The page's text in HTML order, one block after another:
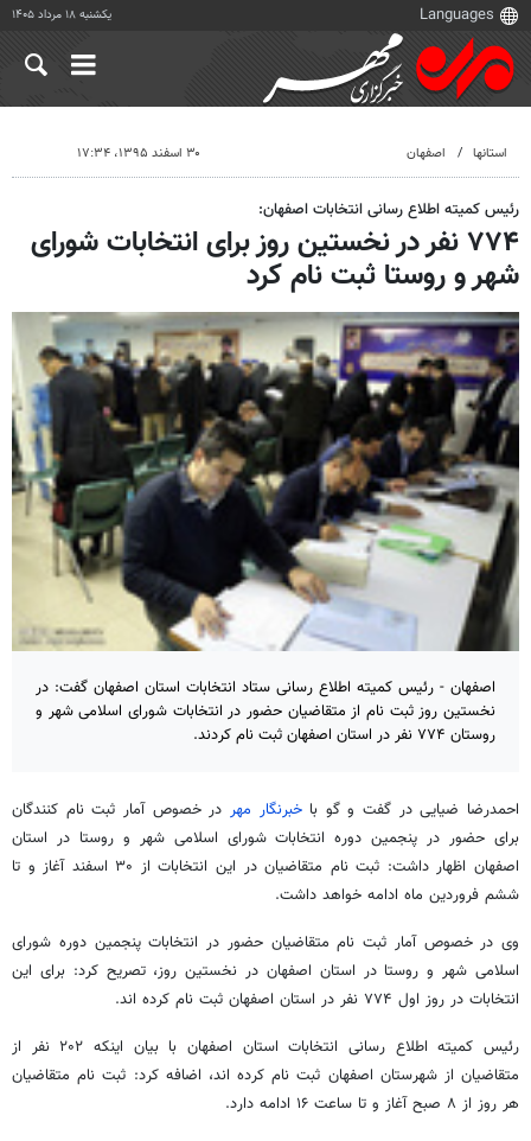
یکشنبه ۱۸ مرداد ۱۴۰۵
استانها اصفهان ۳۰ اسفند ۱۳۹۵، ۱۷:۳۴
رئیس کمیته اطلاع رسانی انتخابات اصفهان:
۷۷۴ نفر در نخستین روز برای انتخابات شورای
شهر و روستا ثبت نام کرد
اصفهان - رئیس کمیته اطلاع رسانی ستاد انتخابات استان اصفهان گفت: در
نخستین روز ثبت نام از متقاضیان حضور در انتخابات شورای اسلامی شهر و
روستان ۷۷۴ نفر در استان اصفهان ثبت نام کردند.
احمدرضا ضیایی در گفت و گو باخبرنگار مهر در خصوص آمار ثبت نام کنندگان
برای حضور در پنجمین دوره انتخابات شورای اسلامی شهر و روستا در استان
اصفهان اظهار داشت: ثبت نام متقاضیان در این انتخابات از ۳۰ اسفند آغاز و تا
ششم فروردین ماه ادامه خواهد داشت.
وی در خصوص آمار ثبت نام متقاضیان حضور در انتخابات پنجمین دوره شورای
اسلامی شهر و روستا در استان اصفهان در نخستین روز، تصریح کرد: برای این
انتخابات در روز اول ۷۷۴ نفر در استان اصفهان ثبت نام کرده اند.
رئیس کمیته اطلاع رسانی انتخابات استان اصفهان با بیان اینکه ۲۰۲ نفر از
متقاضیان از شهرستان اصفهان ثبت نام کرده اند، اضافه کرد: ثبت نام متقاضیان
هر روز از ۸ صبح آغاز و تا ساعت ۱۶ ادامه دارد.